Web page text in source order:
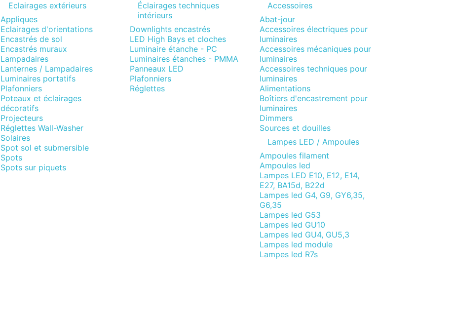
Eclairages extérieurs
Appliques
Eclairages d'orientations
Encastrés de sol
Encastrés muraux
Lampadaires
Lanternes / Lampadaires
Luminaires portatifs
Plafonniers
Poteaux et éclairages
décoratifs
Projecteurs
Réglettes Wall-Washer
Solaires
Spot sol et submersible
Spots
Spots sur piquets
Éclairages techniques
intérieurs
Downlights encastrés
LED High Bays et cloches
Luminaire étanche - PC
Luminaires étanches - PMMA
Panneaux LED
Plafonniers
Réglettes
Accessoires
Abat-jour
Accessoires électriques pour
luminaires
Accessoires mécaniques pour
luminaires
Accessoires techniques pour
luminaires
Alimentations
Boîtiers d'encastrement pour
luminaires
Dimmers
Sources et douilles
Lampes LED / Ampoules
Ampoules filament
Ampoules led
Lampes LED E10, E12, E14,
E27, BA15d, B22d
Lampes led G4, G9, GY6,35,
G6,35
Lampes led G53
Lampes led GU10
Lampes led GU4, GU5,3
Lampes led module
Lampes led R7s